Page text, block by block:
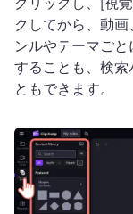
クしてから、動画
ンルやテーマご
することも、検
ともできます。